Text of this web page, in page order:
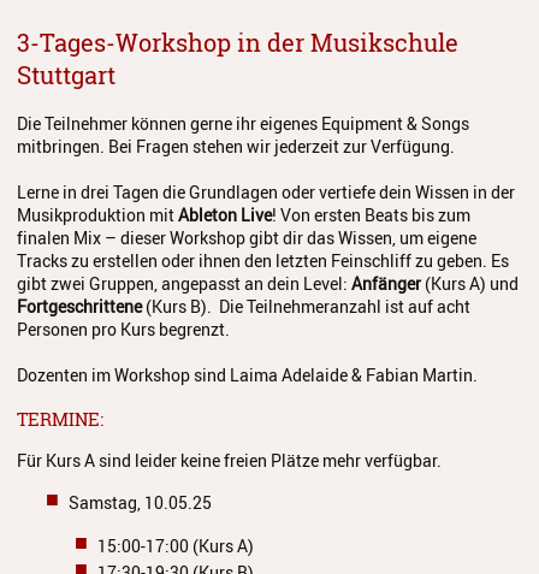
Streichinstrumente
Zupfinstrumente
Unsere Lehrkräfte
Standorte
Ensembles
Ermäßigungen
Mietinstrumente
3-Tages-Workshop in der Musikschule
Stuttgart
Die Teilnehmer können gerne ihr eigenes Equipment & Songs
mitbringen. Bei Fragen stehen wir jederzeit zur Verfügung.
Lerne in drei Tagen die Grundlagen oder vertiefe dein Wissen in der
Musikproduktion mitAbleton Live! Von ersten Beats bis zum
finalen Mix – dieser Workshop gibt dir das Wissen, um eigene
Tracks zu erstellen oder ihnen den letzten Feinschliff zu geben. Es
gibt zwei Gruppen, angepasst an dein Level: Anfänger(Kurs A) und
Fortgeschrittene(Kurs B). Die Teilnehmeranzahl ist auf acht
Personen pro Kurs begrenzt.
Dozenten im Workshop sind Laima Adelaide & Fabian Martin.
TERMINE:
Für Kurs A sind leider keine freien Plätze mehr verfügbar.
Samstag, 10.05.25
15:00-17:00 (Kurs A)